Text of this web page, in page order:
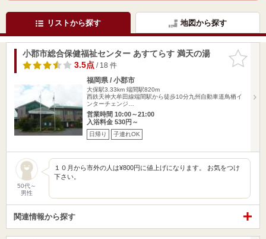
リストから探す 地図から探す
お気に入
りに追加
小郡市総合保健福祉センター あすてらす 満天の湯
3.5点/ 18 件
福岡県 / 小郡市
大保駅3.33km 端間駅820m
西鉄天神大牟田線端間駅から徒歩10分九州自動車道鳥栖イ
ンターチェンジ…
営業時間 10:00～21:00
入浴料金 530円～
日帰り 子連れOK
50代～
男性
１０月から市外の人は¥800円に値上げになります。 お気をつけ
下さい。
関連情報から探す